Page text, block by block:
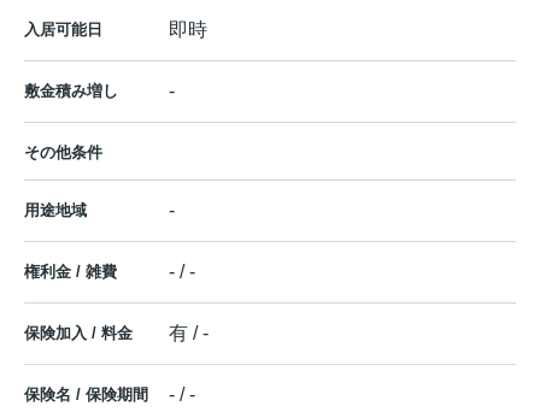
入居可能日 即時
敷金積み増し -
その他条件
用途地域 -
権利金 / 雑費 - / -
保険加入 / 料金 有 / -
保険名 / 保険期間 - / -